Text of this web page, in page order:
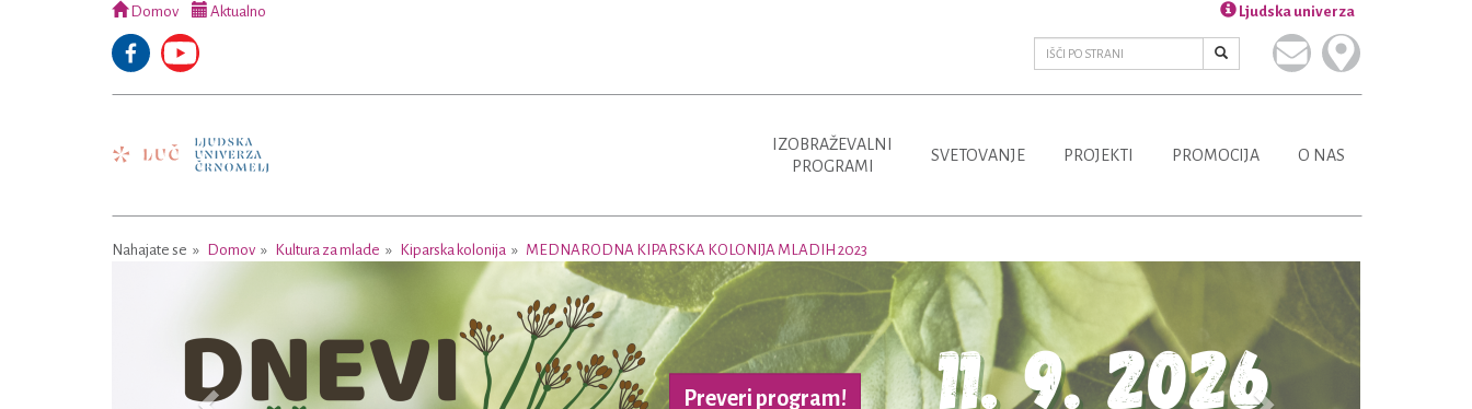
Domov Aktualno Ljudska univerza
IZOBRAŽEVALNI
PROGRAMI
SVETOVANJE PROJEKTI PROMOCIJA O NAS
Nahajate se Domov Kultura za mlade Kiparska kolonija MEDNARODNA KIPARSKA KOLONIJA MLADIH 2023
Preveri program!